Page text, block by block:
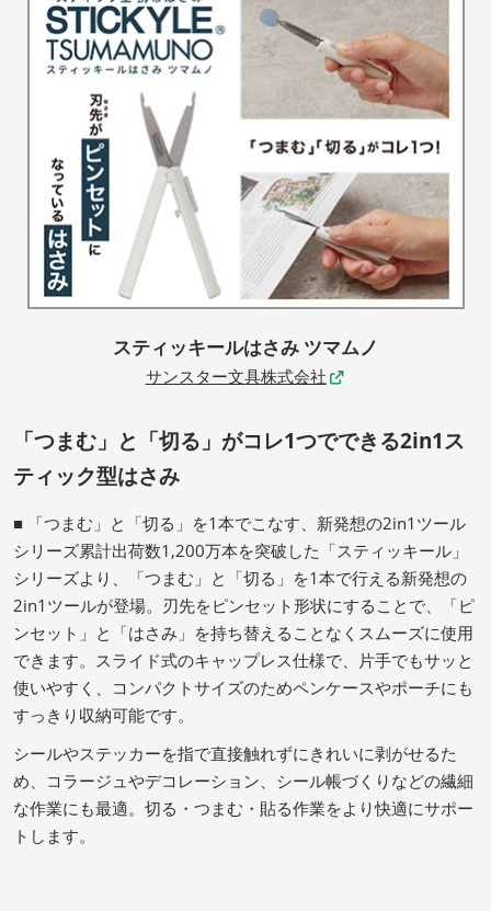
スティッキールはさみ ツマムノ
サンスター文具株式会社
「つまむ」と「切る」がコレ1つでできる2in1ス
ティック型はさみ
■ 「つまむ」と「切る」を1本でこなす、新発想の2in1ツール
シリーズ累計出荷数1,200万本を突破した「スティッキール」
シリーズより、「つまむ」と「切る」を1本で行える新発想の
2in1ツールが登場。刃先をピンセット形状にすることで、「ピ
ンセット」と「はさみ」を持ち替えることなくスムーズに使用
できます。スライド式のキャップレス仕様で、片手でもサッと
使いやすく、コンパクトサイズのためペンケースやポーチにも
すっきり収納可能です。
シールやステッカーを指で直接触れずにきれいに剥がせるた
め、コラージュやデコレーション、シール帳づくりなどの繊細
な作業にも最適。切る・つまむ・貼る作業をより快適にサポー
トします。